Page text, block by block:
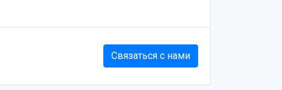
Связаться с нами